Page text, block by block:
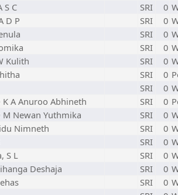
S C SRI 0
D P SRI 0
SRI 0
SRI 0
Kulith SRI 0
SRI 0
SRI 0
K A Anuroo Abhineth SRI 0
M Newan Yuthmika SRI 0
Nimneth SRI 0
SRI 0
S L SRI 0
Deshaja SRI 0
SRI 0